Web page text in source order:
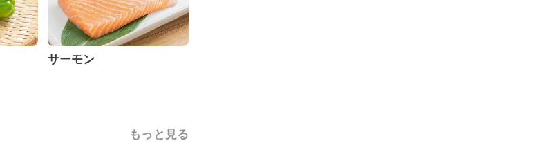
サーモン
もっと見る